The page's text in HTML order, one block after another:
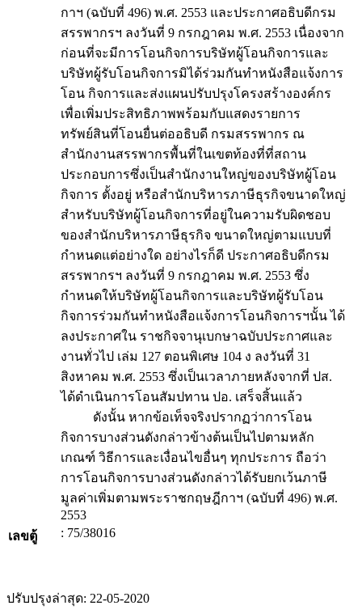
กาฯ (ฉบับที่ 496) พ.ศ. 2553 และประกาศอธิบดีกรม
สรรพากรฯ ลงวันที่ 9 กรกฎาคม พ.ศ. 2553 เนื่องจาก
ก่อนที่จะมีการโอนกิจการบริษัทผู้โอนกิจการและ
บริษัทผู้รับโอนกิจการมิได้ร่วมกันทำหนังสือแจ้งการ
โอน กิจการและส่งแผนปรับปรุงโครงสร้างองค์กร
เพื่อเพิ่มประสิทธิภาพพร้อมกับแสดงรายการ
ทรัพย์สินที่โอนยื่นต่ออธิบดี กรมสรรพากร ณ
สำนักงานสรรพากรพื้นที่ในเขตท้องที่ที่สถาน
ประกอบการซึ่งเป็นสำนักงานใหญ่ของบริษัทผู้โอน
กิจการ ตั้งอยู่ หรือสำนักบริหารภาษีธุรกิจขนาดใหญ่
สำหรับบริษัทผู้โอนกิจการที่อยู่ในความรับผิดชอบ
ของสำนักบริหารภาษีธุรกิจ ขนาดใหญ่ตามแบบที่
กำหนดแต่อย่างใด อย่างไรก็ดี ประกาศอธิบดีกรม
สรรพากรฯ ลงวันที่ 9 กรกฎาคม พ.ศ. 2553 ซึ่ง
กำหนดให้บริษัทผู้โอนกิจการและบริษัทผู้รับโอน
กิจการร่วมกันทำหนังสือแจ้งการโอนกิจการฯนั้น ได้
ลงประกาศใน ราชกิจจานุเบกษาฉบับประกาศและ
งานทั่วไป เล่ม 127 ตอนพิเศษ 104 ง ลงวันที่ 31
สิงหาคม พ.ศ. 2553 ซึ่งเป็นเวลาภายหลังจากที่ ปส.
ได้ดำเนินการโอนสัมปทาน ปอ. เสร็จสิ้นแล้ว
ดังนั้น หากข้อเท็จจริงปรากฏว่าการโอน
กิจการบางส่วนดังกล่าวข้างต้นเป็นไปตามหลัก
เกณฑ์ วิธีการและเงื่อนไขอื่นๆ ทุกประการ ถือว่า
การโอนกิจการบางส่วนดังกล่าวได้รับยกเว้นภาษี
มูลค่าเพิ่มตามพระราชกฤษฎีกาฯ (ฉบับที่ 496) พ.ศ.
2553
เลขตู้
: 75/38016
ปรับปรุงล่าสุด: 22-05-2020